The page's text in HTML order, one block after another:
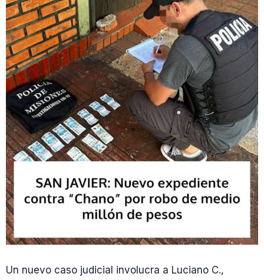
Un nuevo caso judicial involucra a Luciano C.,